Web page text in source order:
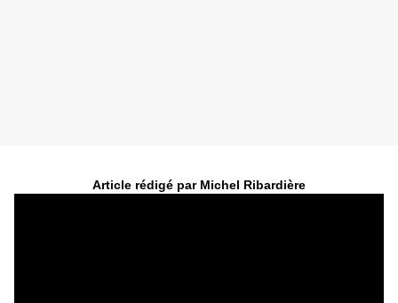
Article rédigé par Michel Ribardière